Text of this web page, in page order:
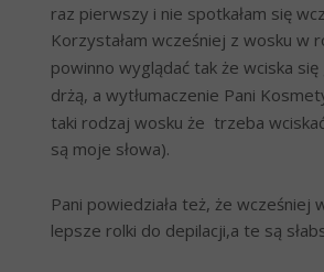
raz pierwszy i nie spotkałam się
Korzystałam wcześniej z wosku w
powinno wyglądać tak że wciska się
drżą, a wytłumaczenie Pani
taki rodzaj wosku że  trzeba
są moje słowa).
Pani powiedziała też, że wcześniej
lepsze rolki do depilacji,a te są